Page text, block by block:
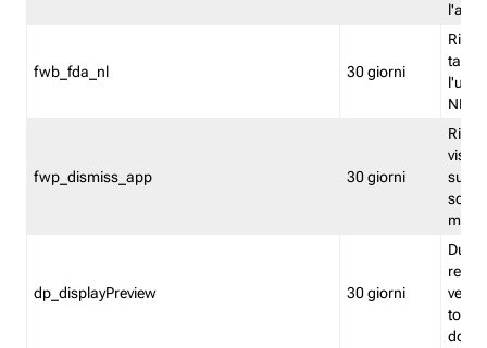
fwb_fda_nl 30 giorni
NL
fwp_dismiss_app 30 giorni
visto
dp_displayPreview 30 giorni
torna
dopo